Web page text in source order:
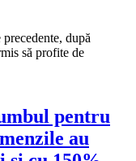
după
să profite de
pentru
au